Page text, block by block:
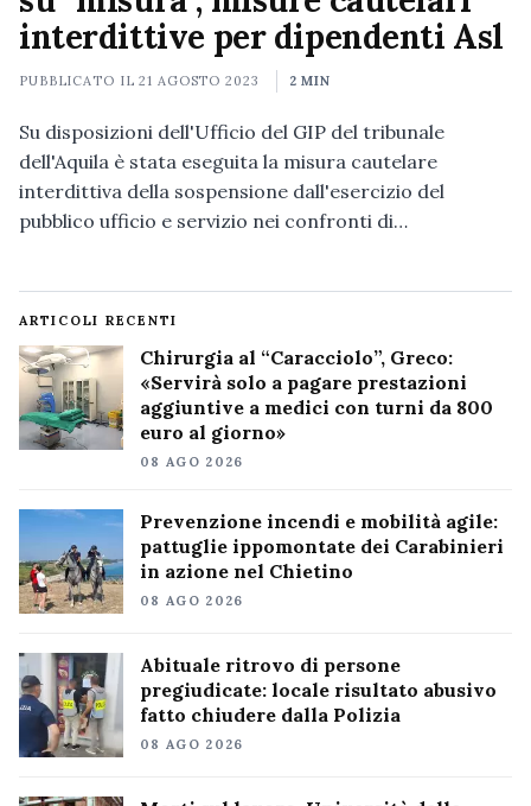
interdittive per dipendenti Asl
PUBBLICATO IL21 AGOSTO 2023 2 MIN
Su disposizioni dell'Ufficio del GIP del tribunale
dell'Aquila è stata eseguita la misura cautelare
interdittiva della sospensione dall'esercizio del
pubblico ufficio e servizio nei confronti di…
ARTICOLI RECENTI
Chirurgia al “Caracciolo”, Greco:
«Servirà solo a pagare prestazioni
aggiuntive a medici con turni da 800
euro al giorno»
08 AGO 2026
Prevenzione incendi e mobilità agile:
pattuglie ippomontate dei Carabinieri
in azione nel Chietino
08 AGO 2026
Abituale ritrovo di persone
pregiudicate: locale risultato abusivo
fatto chiudere dalla Polizia
08 AGO 2026